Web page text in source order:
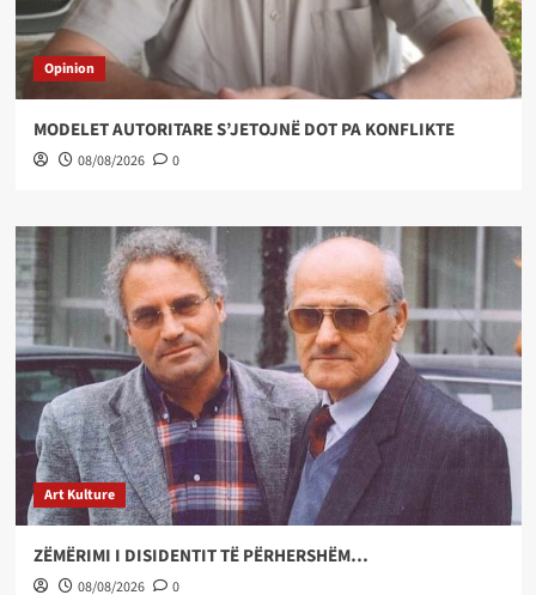
Opinion
MODELET AUTORITARE S’JETOJNË DOT PA KONFLIKTE
08/08/2026 0
Art Kulture
ZËMËRIMI I DISIDENTIT TË PËRHERSHËM…
08/08/2026 0